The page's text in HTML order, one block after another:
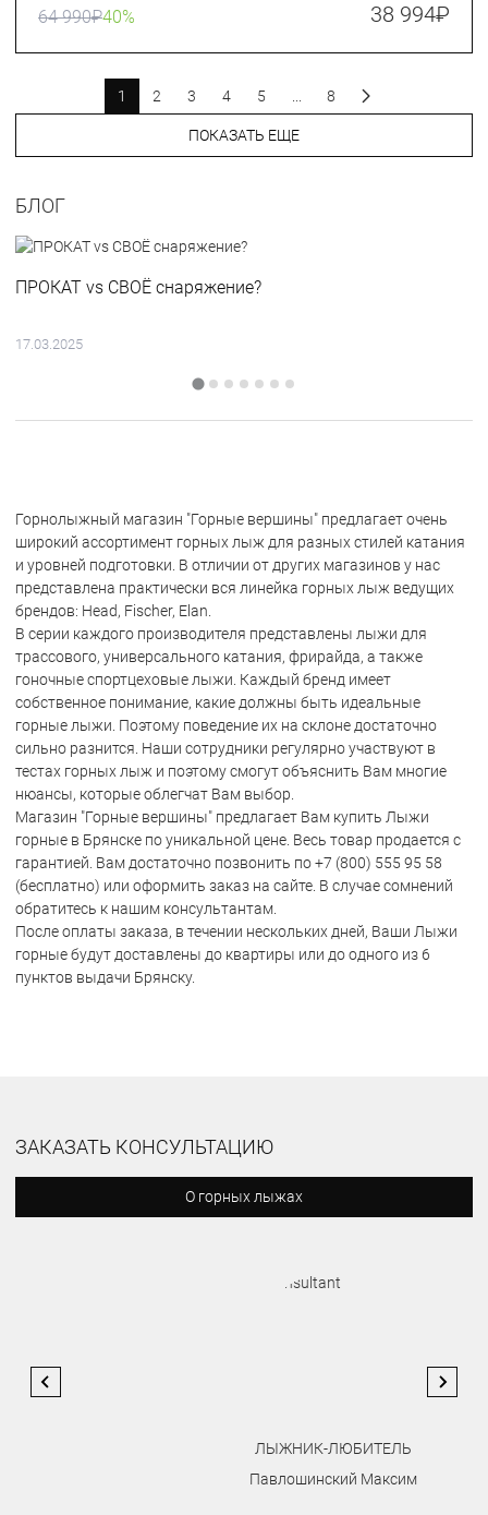
64 990₽40% 38 994₽
ПОКАЗАТЬ ЕЩЕ
1 2 3 4 5 8
БЛОГ
ПРОКАТ vs СВОЁ снаряжение?
17.03.2025
Горнолыжный магазин "Горные вершины" предлагает очень
широкий ассортимент горных лыж для разных стилей катания
и уровней подготовки. В отличии от других магазинов у нас
представлена практически вся линейка горных лыж ведущих
брендов: Head, Fischer, Elan
В серии каждого производителя представлены лыжи для
трассового, универсального катания, фрирайда, а также
гоночные спортцеховые лыжи. Каждый бренд имеет
собственное понимание, какие должны быть идеальные
горные лыжи. Поэтому поведение их на склоне достаточно
сильно разнится. Наши сотрудники регулярно участвуют в
тестах горных лыж и поэтому смогут объяснить Вам многие
нюансы, которые облегчат Вам выбор.
Магазин "Горные вершины" предлагает Вам купить Лыжи
горные в Брянске по уникальной цене. Весь товар продается с
гарантией. Вам достаточно позвонить по +7 (800) 555 95 58
(бесплатно) или оформить заказ на сайте. В случае сомнений
обратитесь к нашим консультантам.
После оплаты заказа, в течении нескольких дней, Ваши Лыжи
горные будут доставлены до квартиры или до одного из 6
пунктов выдачи Брянску.
ЗАКАЗАТЬ КОНСУЛЬТАЦИЮ
О горных лыжах
ЛЫЖНИК-ЛЮБИТЕЛЬ
Павлошинский Максим